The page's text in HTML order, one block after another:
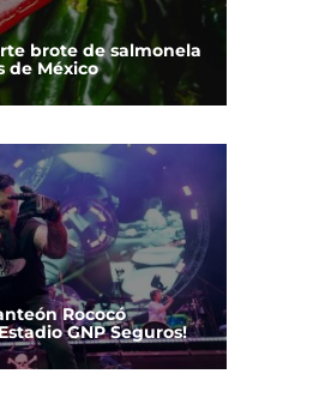
brote de salmonela
de México
Rococó
GNP Seguros!